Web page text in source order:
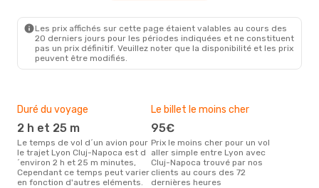
Les prix affichés sur cette page étaient valables au cours des
20 derniers jours pour les périodes indiquées et ne constituent
pas un prix définitif. Veuillez noter que la disponibilité et les prix
peuvent être modifiés.
Duré du voyage
2 h et 25 m
Le temps de vol d´un avion pour
le trajet Lyon Cluj-Napoca est d
´environ 2 h et 25 m minutes,
Cependant ce temps peut varier
en fonction d'autres eléments.
Le billet le moins cher
95€
Prix le moins cher pour un vol
aller simple entre Lyon avec
Cluj-Napoca trouvé par nos
clients au cours des 72
dernières heures